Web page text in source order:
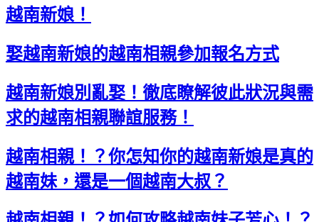
越南新娘！
娶越南新娘的越南相親參加報名方式
越南新娘別亂娶！徹底瞭解彼此狀況與需
求的越南相親聯誼服務！
越南相親！？你怎知你的越南新娘是真的
越南妹，還是一個越南大叔？